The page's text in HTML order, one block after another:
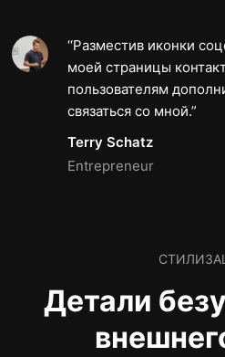
Разместив иконки
моей страницы
пользователям
связаться со мной.
Terry Schatz
Entrepreneur
Детали